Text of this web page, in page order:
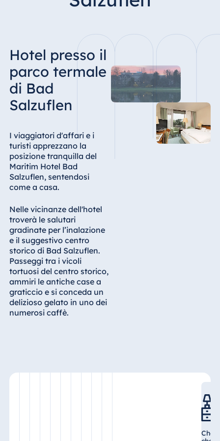
Hotel Dresden
Hotel Düsseldorf
Hotel Frankfurt
Hotel am
Schlossgarten
Airport Hotel
Hannover
Hotel Ingolstadt
Hotel Bellevue
Kiel
Hotel
Königswinter
Hotel Magdeburg
Hotel München
Hotel Stuttgart
Seehotel
Timmendorfer
Strand
Hotel Ulm
Hotel presso il
parco termale
di Bad
Salzuflen
I viaggiatori d'affari e i
turisti apprezzano la
posizione tranquilla del
Maritim Hotel Bad
Salzuflen, sentendosi
come a casa.
Nelle vicinanze dell'hotel
troverà le salutari
gradinate per l’inalazione
e il suggestivo centro
storico di Bad Salzuflen.
Passeggi tra i vicoli
tortuosi del centro storico,
ammiri le antiche case a
graticcio e si conceda un
delizioso gelato in uno dei
numerosi caffè.